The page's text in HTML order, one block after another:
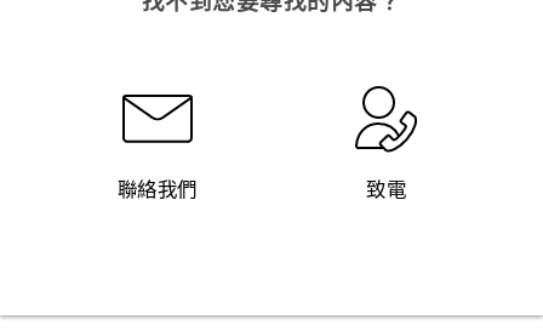
聯絡我們 致電